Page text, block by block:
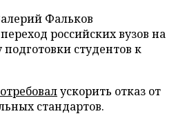
Фальков
российских вузов на
студентов к
ускорить отказ от
стандартов.